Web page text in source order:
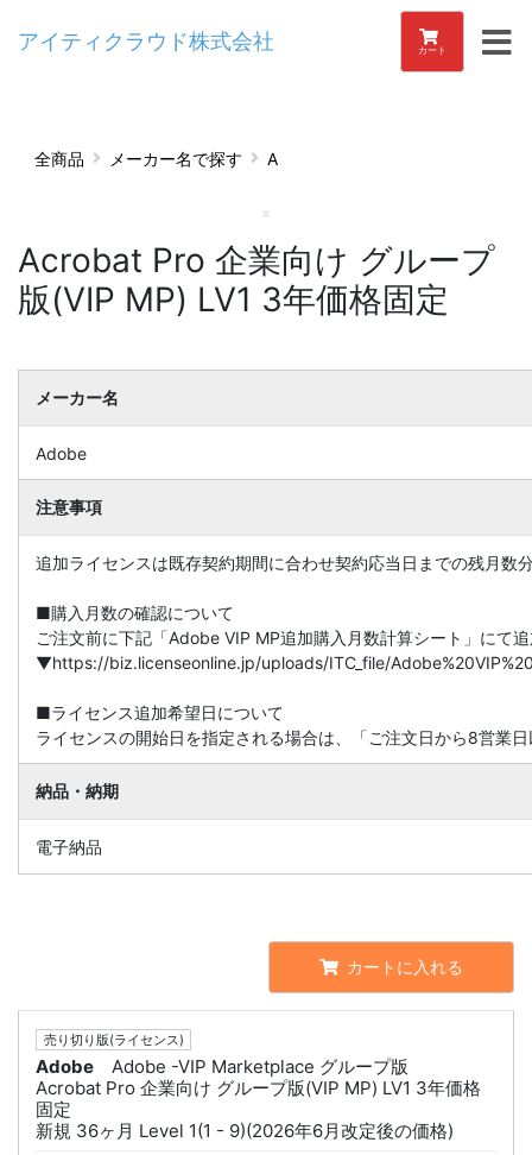
アイティクラウド株式会社 カート
全商品 メーカー名で探す A
Acrobat Pro 企業向け グループ
版(VIP MP) LV1 3年価格固定
メーカー名
Adobe
注意事項
追加ライセンスは既存契約期間に合わせ契約応当日までの残月数
■購入月数の確認について
ご注文前に下記「Adobe VIP MP追加購入月数計算シート」にて
▼https://biz.licenseonline.jp/uploads/ITC_file/
■ライセンス追加希望日について
ライセンスの開始日を指定される場合は、「ご注文日から8営業
納品・納期
電子納品
カートに入れる
売り切り版(ライセンス)
Adobe
Adobe -VIP Marketplace グループ版
Acrobat Pro 企業向け グループ版(VIP MP) LV1 3年価格
固定
新規 36ヶ月 Level 1(1 - 9)(2026年6月改定後の価格)